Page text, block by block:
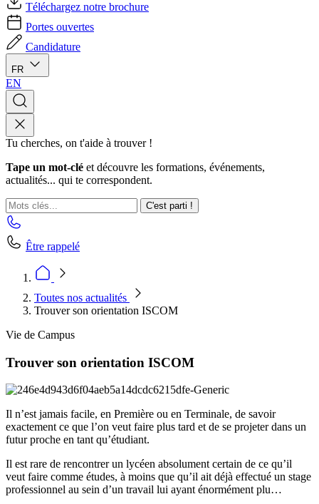
Téléchargez notre brochure
Portes ouvertes
Candidature
FR
EN
Tu cherches, on t'aide à trouver !
Tape un mot-clé et découvre les formations, événements,
actualités... qui te correspondent.
C'est parti !
Être rappelé
Toutes nos actualités
Trouver son orientation ISCOM
Vie de Campus
Trouver son orientation ISCOM
Il n’est jamais facile, en Première ou en Terminale, de savoir
exactement ce que l’on veut faire plus tard et de se projeter dans un
futur proche en tant qu’étudiant.
Il est rare de rencontrer un lycéen absolument certain de ce qu’il
veut faire comme études, à moins que qu’il ait déjà effectué un stage
professionnel au sein d’un travail lui ayant énormément plu…